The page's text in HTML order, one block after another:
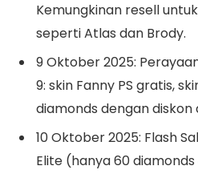
Kemungkinan resell
seperti Atlas dan Brody.
9 Oktober 2025:
9: skin Fanny PS gratis,
diamonds dengan diskon
10 Oktober 2025: Flash
Elite (hanya 60